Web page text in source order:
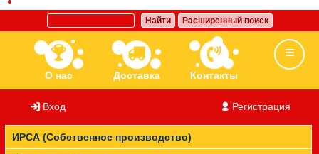
Найти Расширенный поиск
О нас Доставка Контакты
Ассортимент Бренды Вакансии
Вход Регистрация
ИРСА (Собственное производство)